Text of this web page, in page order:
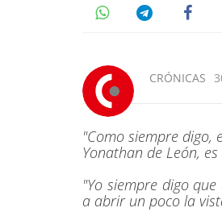
CRÓNICAS
"Como siempre digo,
Yonathan de León,
"Yo siempre digo
a abrir un poco la